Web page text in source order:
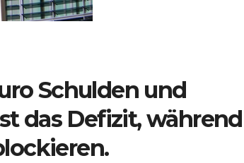
Schulden und
das Defizit, während